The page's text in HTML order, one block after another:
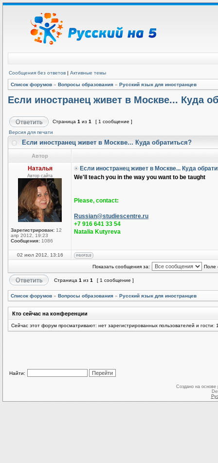
Сообщения без ответов | Активные темы
Список форумов » Вопросы образования » Русский язык для иностранцев
Если иностранец живет в Москве... Куда
Страница 1 из 1
[ 1 сообщение ]
Версия для печати
Если иностранец живет в Москве... Куда обратиться?
Автор
Наталья
Автор сайта
Зарегистрирован: 12
апр 2012, 19:23
Сообщения: 1086
Если иностранец живет в Москве... Куда
We'll teach you in the way you want to be taught
Please, contact:
Russian@studiescentre.ru
+7 916 641 33 54
Natalia Kutyreva
02 июл 2012, 13:16
Показать сообщения за: Поле
Страница 1 из 1 [ 1 сообщение ]
Список форумов » Вопросы образования » Русский язык для иностранцев
Кто сейчас на конференции
Сейчас этот форум просматривают: нет зарегистрированных пользователей и гости:
Найти:
Создано на основе